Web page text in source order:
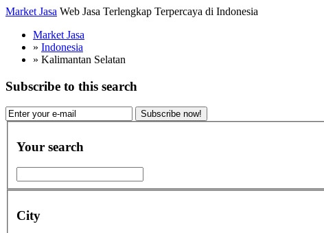
Market Jasa Web Jasa Terlengkap Terpercaya di Indonesia
Market Jasa
» Indonesia
» Kalimantan Selatan
Subscribe to this search
Subscribe now!
Your search
City